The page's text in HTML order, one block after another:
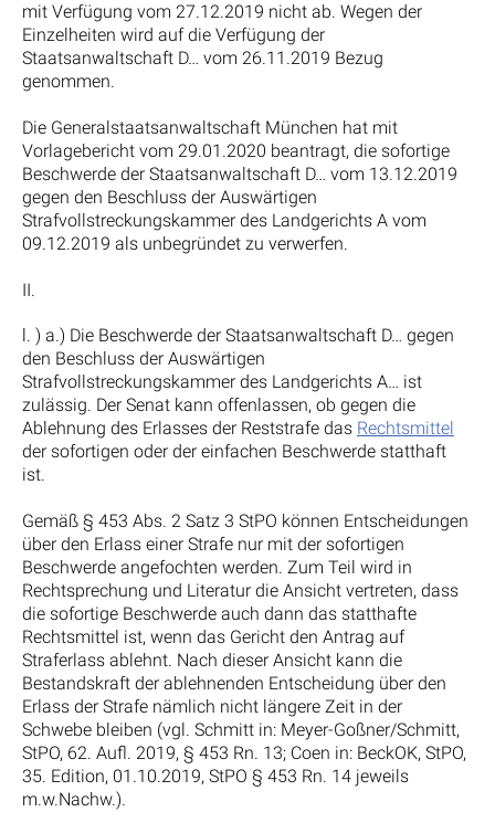
mit Verfügung vom 27.12.2019 nicht ab. Wegen der
Einzelheiten wird auf die Verfügung der
Staatsanwaltschaft D… vom 26.11.2019 Bezug
genommen.
Die Generalstaatsanwaltschaft München hat mit
Vorlagebericht vom 29.01.2020 beantragt, die sofortige
Beschwerde der Staatsanwaltschaft D… vom 13.12.2019
gegen den Beschluss der Auswärtigen
Strafvollstreckungskammer des Landgerichts A vom
09.12.2019 als unbegründet zu verwerfen.
II.
l. ) a.) Die Beschwerde der Staatsanwaltschaft D… gegen
den Beschluss der Auswärtigen
Strafvollstreckungskammer des Landgerichts A… ist
zulässig. Der Senat kann offenlassen, ob gegen die
Ablehnung des Erlasses der Reststrafe das Rechtsmittel
der sofortigen oder der einfachen Beschwerde statthaft
ist.
Gemäß § 453 Abs. 2 Satz 3 StPO können Entscheidungen
über den Erlass einer Strafe nur mit der sofortigen
Beschwerde angefochten werden. Zum Teil wird in
Rechtsprechung und Literatur die Ansicht vertreten, dass
die sofortige Beschwerde auch dann das statthafte
Rechtsmittel ist, wenn das Gericht den Antrag auf
Straferlass ablehnt. Nach dieser Ansicht kann die
Bestandskraft der ablehnenden Entscheidung über den
Erlass der Strafe nämlich nicht längere Zeit in der
Schwebe bleiben (vgl. Schmitt in: Meyer-Goßner/Schmitt,
StPO, 62. Aufl. 2019, § 453 Rn. 13; Coen in: BeckOK, StPO,
35. Edition, 01.10.2019, StPO § 453 Rn. 14 jeweils
m.w.Nachw.).